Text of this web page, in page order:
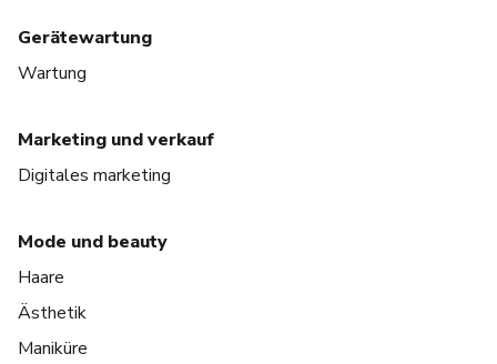
Gerätewartung
Wartung
Marketing und verkauf
Digitales marketing
Mode und beauty
Haare
Ästhetik
Maniküre